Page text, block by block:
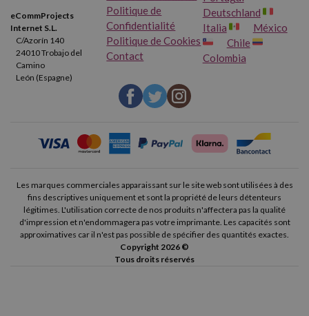
eCommProjects
Internet S.L.
C/Azorín 140
24010 Trobajo del
Camino
León (Espagne)
Politique de
Confidentialité
Politique de Cookies
Contact
Deutschland
Italia
México
Chile
Colombia
Les marques commerciales apparaissant sur le site web sont utilisées à des
fins descriptives uniquement et sont la propriété de leurs détenteurs
légitimes. L'utilisation correcte de nos produits n'affectera pas la qualité
d'impression et n'endommagera pas votre imprimante. Les capacités sont
approximatives car il n'est pas possible de spécifier des quantités exactes.
Copyright 2026 ©
Tous droits réservés